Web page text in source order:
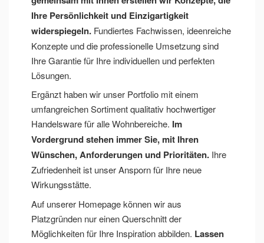
Ihre Persönlichkeit und Einzigartigkeit
widerspiegeln.Fundiertes Fachwissen, ideenreiche
Konzepte und die professionelle Umsetzung sind
Ihre Garantie für Ihre individuellen und perfekten
Lösungen.
Ergänzt haben wir unser Portfolio mit einem
umfangreichen Sortiment qualitativ hochwertiger
Handelsware für alle Wohnbereiche. Im
Vordergrund stehen immer Sie, mit Ihren
Wünschen, Anforderungen und Prioritäten.Ihre
Zufriedenheit ist unser Ansporn für Ihre neue
Wirkungsstätte.
Auf unserer Homepage können wir aus
Platzgründen nur einen Querschnitt der
Möglichkeiten für Ihre Inspiration abbilden. Lassen